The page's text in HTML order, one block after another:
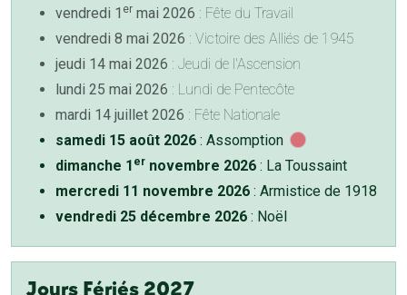
vendredi 1 er mai 2026 : Fête du Travail
vendredi 8 mai 2026 : Victoire des Alliés de 1945
jeudi 14 mai 2026 : Jeudi de l'Ascension
lundi 25 mai 2026 : Lundi de Pentecôte
mardi 14 juillet 2026 : Fête Nationale
samedi 15 août 2026 : Assomption
dimanche 1 er novembre 2026 : La Toussaint
mercredi 11 novembre 2026 : Armistice de 1918
vendredi 25 décembre 2026 : Noël
Jours Fériés 2027